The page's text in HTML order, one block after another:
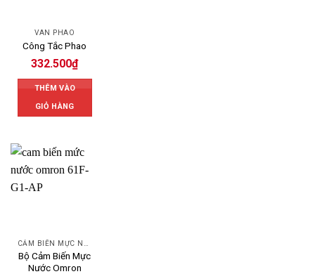
VAN PHAO
Công Tắc Phao
332.500₫
THÊM VÀO
GIỎ HÀNG
CẢM BIẾN MỰC NƯỚC OMRON
Bộ Cảm Biến Mực
Nước Omron